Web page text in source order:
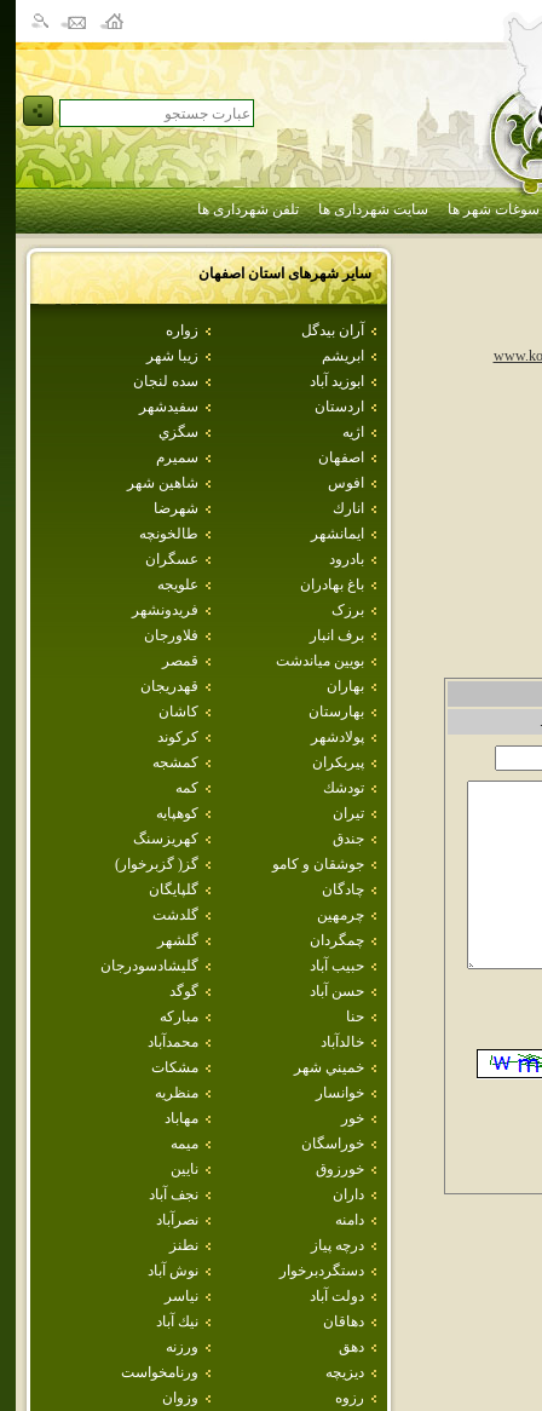
سوغات شهر ها سایت شهرداری ها تلفن شهرداری ها
سایر شهرهای استاناصفهان
آران بيدگل
زواره
ابريشم
زيبا شهر
ابوزيد آباد
سده لنجان
اردستان
سفيدشهر
اژيه
سگزي
اصفهان
سميرم
افوس
شاهين شهر
انارك
شهرضا
ايمانشهر
طالخونچه
بادرود
عسگران
باغ بهادران
علويجه
برزک
فريدونشهر
برف انبار
فلاورجان
بويين مياندشت
قمصر
بهاران
قهدريجان
بهارستان
كاشان
پولادشهر
كركوند
پيربكران
كمشجه
تودشك
كمه
تيران
كوهپايه
جندق
كهريزسنگ
جوشقان و كامو
گز( گزبرخوار)
چادگان
گلپايگان
چرمهين
گلدشت
چمگردان
گلشهر
حبيب آباد
گليشادسودرجان
حسن آباد
گوگد
حنا
مباركه
خالدآباد
محمدآباد
خميني شهر
مشكات
خوانسار
منظريه
خور
مهاباد
خوراسگان
ميمه
خورزوق
نايين
داران
نجف آباد
دامنه
نصرآباد
درچه پياز
نطنز
دستگردبرخوار
نوش آباد
دولت آباد
نياسر
دهاقان
نيك آباد
دهق
ورزنه
ديزيچه
ورنامخواست
رزوه
وزوان